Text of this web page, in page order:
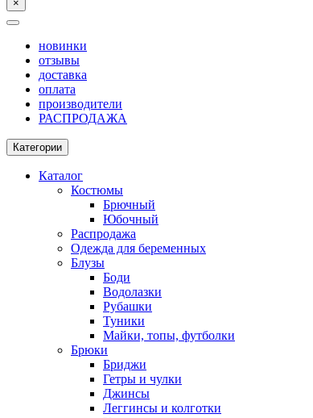
×
новинки
отзывы
доставка
оплата
производители
РАСПРОДАЖА
Категории
Каталог
Костюмы
Брючный
Юбочный
Распродажа
Одежда для беременных
Блузы
Боди
Водолазки
Рубашки
Туники
Майки, топы, футболки
Брюки
Бриджи
Гетры и чулки
Джинсы
Леггинсы и колготки